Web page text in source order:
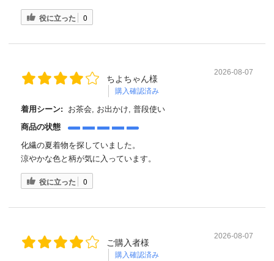
役に立った 0
ちよちゃん様
購入確認済み
2026-08-07
着用シーン:
お茶会, お出かけ, 普段使い
商品の状態
化繊の夏着物を探していました。
涼やかな色と柄が気に入っています。
役に立った 0
ご購入者様
購入確認済み
2026-08-07